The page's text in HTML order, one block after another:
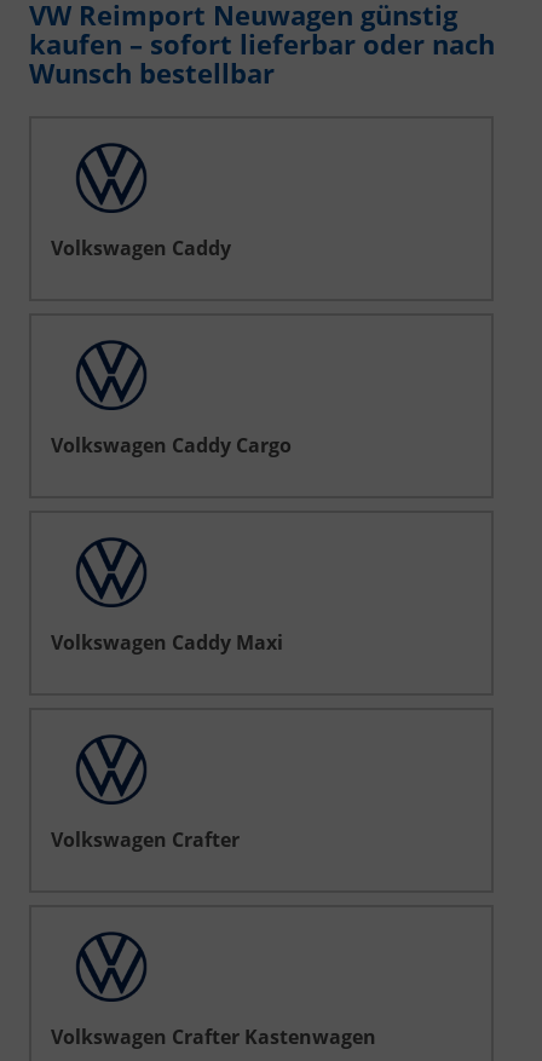
VW Reimport Neuwagen günstig
kaufen – sofort lieferbar oder nach
Wunsch bestellbar
Volkswagen Caddy
Volkswagen Caddy Cargo
Volkswagen Caddy Maxi
Volkswagen Crafter
Volkswagen Crafter Kastenwagen